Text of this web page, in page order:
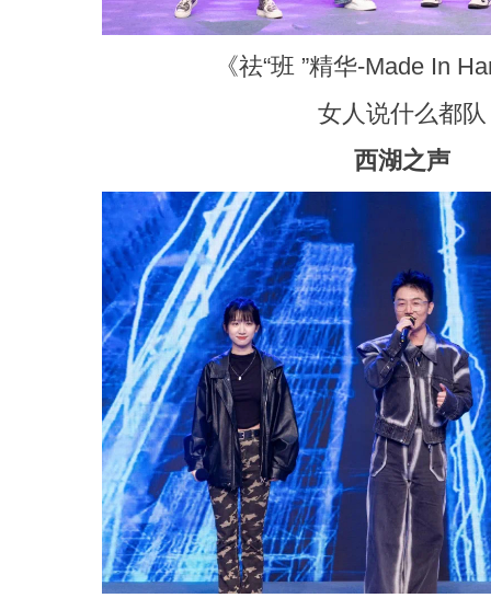
《祛“班 ”精华-Made In
女人说什么都队
西湖之声